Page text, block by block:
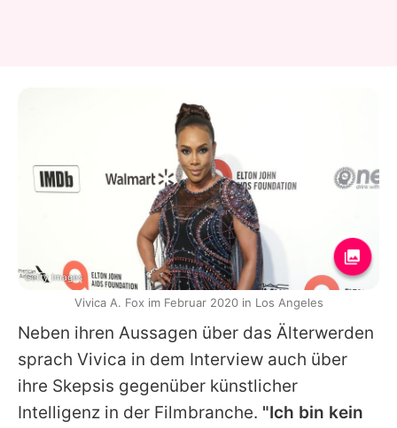
Neben ihren Aussagen über das Älterwerden
sprach Vivica in dem Interview auch über
ihre Skepsis gegenüber künstlicher
Intelligenz in der Filmbranche. "Ich bin kein
Getty Images
Vivica A. Fox im Februar 2020 in Los Angeles